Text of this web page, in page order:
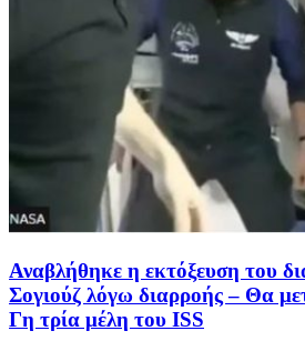
Αναβλήθηκε η εκτόξευση του
Σογιούζ λόγω διαρροής – Θα
Γη τρία μέλη του ISS